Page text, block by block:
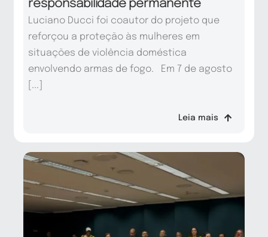
responsabilidade permanente
Luciano Ducci foi coautor do projeto que
reforçou a proteção às mulheres em
situações de violência doméstica
envolvendo armas de fogo. Em 7 de agosto
[...]
Leia mais